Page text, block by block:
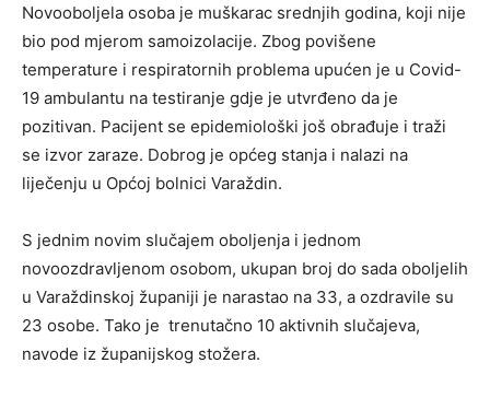
Novooboljela osoba je muškarac srednjih godina, koji nije
bio pod mjerom samoizolacije. Zbog povišene
temperature i respiratornih problema upućen je u Covid-
19 ambulantu na testiranje gdje je utvrđeno da je
pozitivan. Pacijent se epidemiološki još obrađuje i traži
se izvor zaraze. Dobrog je općeg stanja i nalazi na
liječenju u Općoj bolnici Varaždin.
S jednim novim slučajem oboljenja i jednom
novoozdravljenom osobom, ukupan broj do sada oboljelih
u Varaždinskoj županiji je narastao na 33, a ozdravile su
23 osobe. Tako je trenutačno 10 aktivnih slučajeva,
navode iz županijskog stožera.